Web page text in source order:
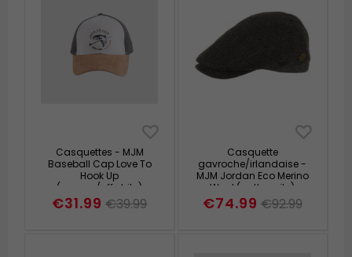
Casquettes - MJM
Baseball Cap Love To
Hook Up
(orange/offwhite)
€31.99 €39.99
Casquette
gavroche/irlandaise -
MJM Jordan Eco Merino
Wool (anthracite)
€74.99 €92.99